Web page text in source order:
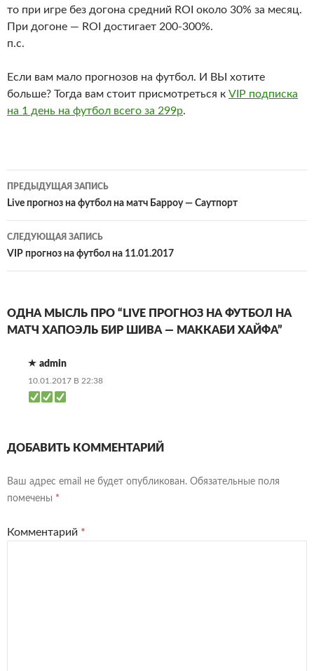
то при игре без догона средний ROI около 30% за месяц.
При догоне — ROI достигает 200-300%.
п.с.
Если вам мало прогнозов на футбол. И ВЫ хотите
больше? Тогда вам стоит присмотреться к VIP подписка
на 1 день на футбол всего за 299р.
Навигация
по
записям
ПРЕДЫДУЩАЯ ЗАПИСЬ
Live прогноз на футбол на матч Барроу — Саутпорт
СЛЕДУЮЩАЯ ЗАПИСЬ
VIP прогноз на футбол на 11.01.2017
ОДНА МЫСЛЬ ПРО “LIVE ПРОГНОЗ НА ФУТБОЛ НА
МАТЧ ХАПОЭЛЬ БИР ШИВА — МАККАБИ ХАЙФА”
admin
10.01.2017 В 22:38
ДОБАВИТЬ КОММЕНТАРИЙ
Ваш адрес email не будет опубликован. Обязательные поля
помечены *
Комментарий *